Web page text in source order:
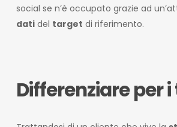
social se n’è occupato grazie ad
datidel target di riferimento.
Differenziare per